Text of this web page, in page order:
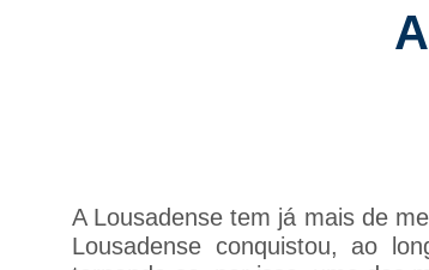
A Lousadense tem já mais de
Lousadense conquistou, ao